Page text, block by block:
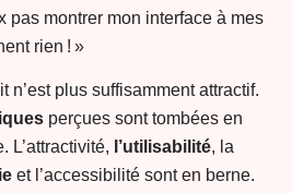
pas montrer mon interface à mes
rien ! »
n’est plus suffisamment attractif.
perçues sont tombées en
L’attractivité, l’utilisabilité, la
et l’accessibilité sont en berne.